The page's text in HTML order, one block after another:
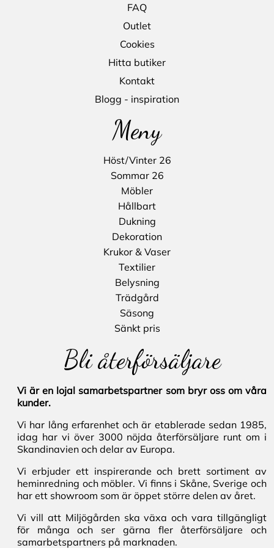
FAQ
Outlet
Cookies
Hitta butiker
Kontakt
Blogg - inspiration
Meny
Höst/Vinter 26
Sommar 26
Möbler
Hållbart
Dukning
Dekoration
Krukor & Vaser
Textilier
Belysning
Trädgård
Säsong
Sänkt pris
Bli återförsäljare
Vi är en lojal samarbetspartner som bryr oss om våra
kunder.
Vi har lång erfarenhet och är etablerade sedan 1985,
idag har vi över 3000 nöjda återförsäljare runt om i
Skandinavien och delar av Europa.
Vi erbjuder ett inspirerande och brett sortiment av
heminredning och möbler. Vi finns i Skåne, Sverige och
har ett showroom som är öppet större delen av året.
Vi vill att Miljögården ska växa och vara tillgängligt
för många och ser gärna fler återförsäljare och
samarbetspartners på marknaden.